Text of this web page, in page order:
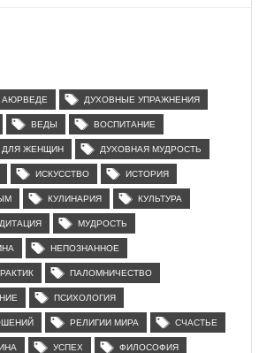
АЮРВЕДЕ ДУХОВНЫЕ УПРАЖНЕНИЯ
ВЕДЫ ВОСПИТАНИЕ
ДЛЯ ЖЕНЩИН ДУХОВНАЯ МУДРОСТЬ
ИСКУССТВО ИСТОРИЯ
КУЛИНАРИЯ КУЛЬТУРА
МУДРОСТЬ
НЕПОЗНАННОЕ
ПАЛОМНИЧЕСТВО
ПСИХОЛОГИЯ
РЕЛИГИИ МИРА СЧАСТЬЕ
УСПЕХ ФИЛОСОФИЯ